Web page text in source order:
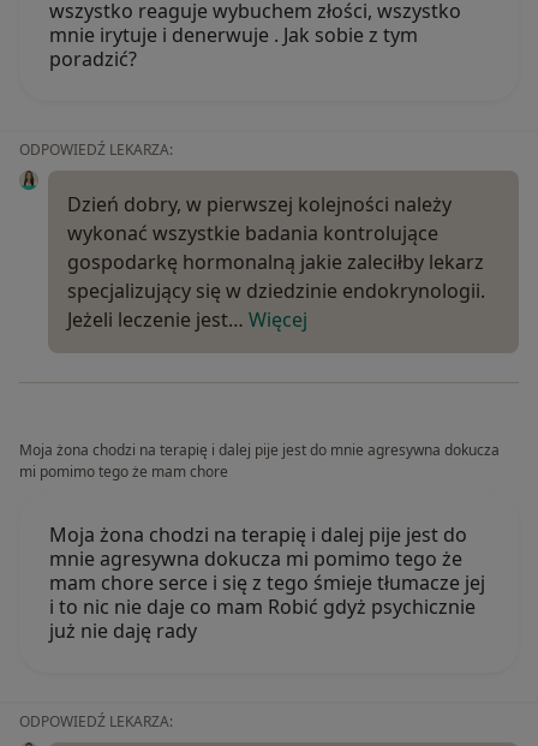
wszystko reaguje wybuchem złości, wszystko
mnie irytuje i denerwuje . Jak sobie z tym
poradzić?
ODPOWIEDŹ LEKARZA:
Dzień dobry, w pierwszej kolejności należy
wykonać wszystkie badania kontrolujące
gospodarkę hormonalną jakie zaleciłby lekarz
specjalizujący się w dziedzinie endokrynologii.
Jeżeli leczenie jest… Więcej
Moja żona chodzi na terapię i dalej pije jest do mnie agresywna dokucza
mi pomimo tego że mam chore
Moja żona chodzi na terapię i dalej pije jest do
mnie agresywna dokucza mi pomimo tego że
mam chore serce i się z tego śmieje tłumacze jej
i to nic nie daje co mam Robić gdyż psychicznie
już nie daję rady
ODPOWIEDŹ LEKARZA: